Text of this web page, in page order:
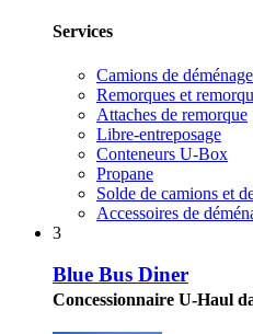
Services
Camions de
Remorques et
Attaches de remorque
Libre-entreposage
Conteneurs U-Box
Propane
Solde de camions et
Accessoires de
3
Blue Bus Diner
Concessionnaire U-Haul